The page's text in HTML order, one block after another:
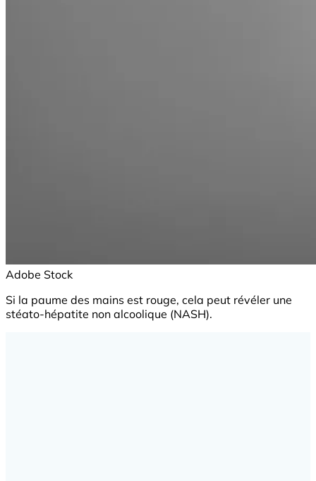
Adobe Stock
Si la paume des mains est rouge, cela peut révéler une
stéato-hépatite non alcoolique (NASH).